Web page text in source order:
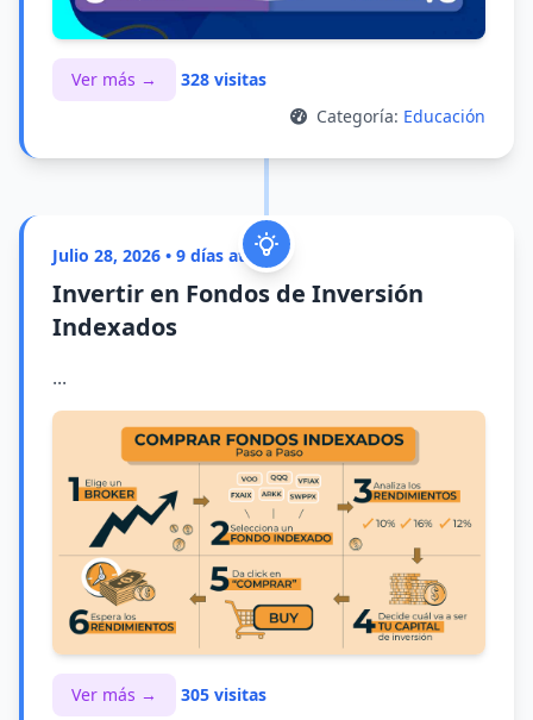
Ver más →
328 visitas
Categoría: Educación
Julio 28, 2026 • 9 días atrás
Invertir en Fondos de Inversión
Indexados
...
Ver más → 305 visitas